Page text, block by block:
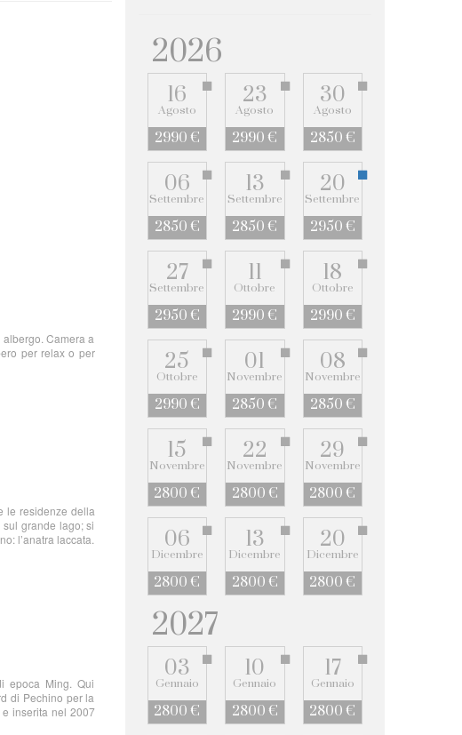
Camera a
per relax o per
le residenze della
grande lago; si
l’anatra laccata.
epoca Ming. Qui
di Pechino per la
inserita nel 2007
2026
16
Agosto
2990 €
23
Agosto
2990 €
30
Agosto
2850 €
06
Settembre
2850 €
13
Settembre
2850 €
20
Settembre
2950 €
27
Settembre
2950 €
11
Ottobre
2990 €
18
Ottobre
2990 €
25
Ottobre
2990 €
01
Novembre
2850 €
08
Novembre
2850 €
15
Novembre
2800 €
22
Novembre
2800 €
29
Novembre
2800 €
06
Dicembre
2800 €
13
Dicembre
2800 €
20
Dicembre
2800 €
2027
03
Gennaio
2800 €
10
Gennaio
2800 €
17
Gennaio
2800 €